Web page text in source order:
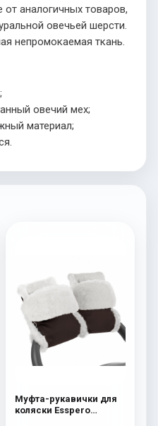
аналогичных товаров,
овечьей шерсти.
непромокаемая ткань.
овечий мех;
материал;
Муфта-рукавички для
коляски Esspero